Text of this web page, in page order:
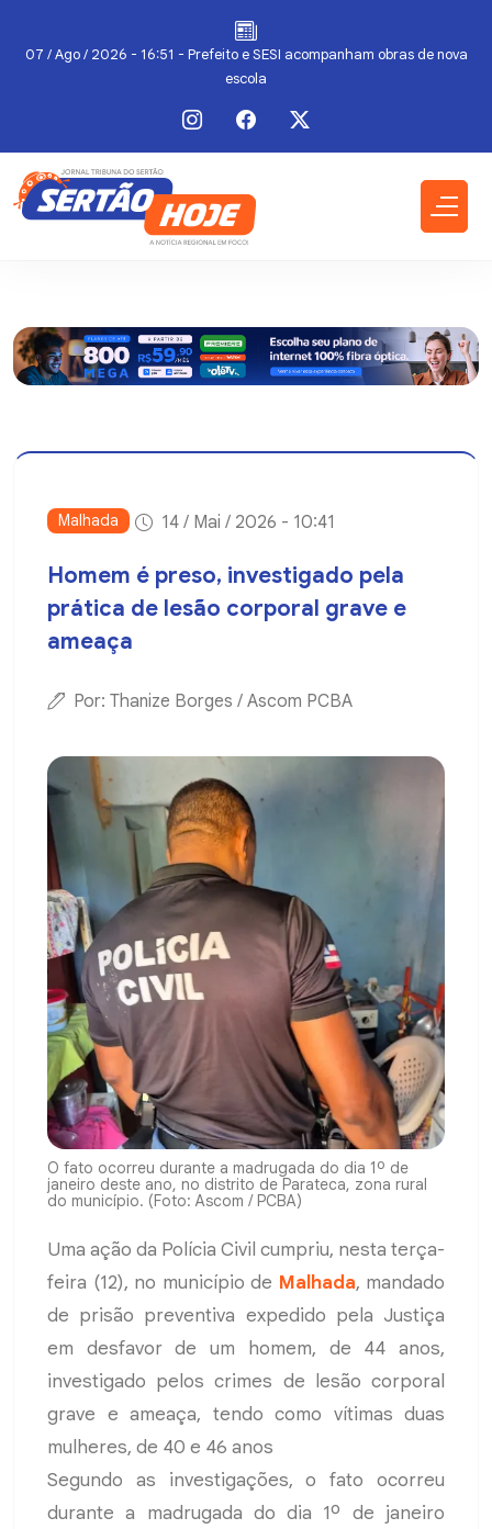
07 / Ago / 2026 - 16:51 - Prefeito e SESI acompanham obras de nova
escola
Malhada 14 / Mai / 2026 - 10:41
Homem é preso, investigado pela
prática de lesão corporal grave e
ameaça
Por: Thanize Borges / Ascom PCBA
O fato ocorreu durante a madrugada do dia 1º de
janeiro deste ano, no distrito de Parateca, zona rural
do município. (Foto: Ascom / PCBA)
Uma ação da Polícia Civil cumpriu, nesta terça-
feira (12), no município de Malhada, mandado
de prisão preventiva expedido pela Justiça
em desfavor de um homem, de 44 anos,
investigado pelos crimes de lesão corporal
grave e ameaça, tendo como vítimas duas
mulheres, de 40 e 46 anos
Segundo as investigações, o fato ocorreu
durante a madrugada do dia 1º de janeiro